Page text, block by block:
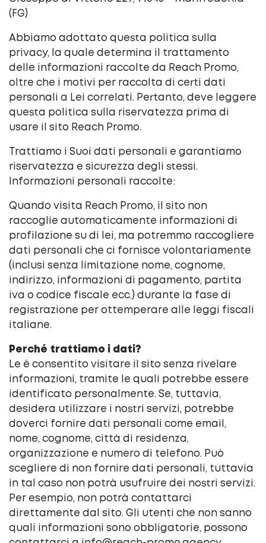
(FG)
Abbiamo adottato questa politica sulla
privacy, la quale determina il trattamento
delle informazioni raccolte da Reach Promo,
oltre che i motivi per raccolta di certi dati
personali a Lei correlati. Pertanto, deve leggere
questa politica sulla riservatezza prima di
usare il sito Reach Promo.
Trattiamo i Suoi dati personali e garantiamo
riservatezza e sicurezza degli stessi.
Informazioni personali raccolte:
Quando visita Reach Promo, il sito non
raccoglie automaticamente informazioni di
profilazione su di lei, ma potremmo raccogliere
dati personali che ci fornisce volontariamente
(inclusi senza limitazione nome, cognome,
indirizzo, informazioni di pagamento, partita
iva o codice fiscale ecc.) durante la fase di
registrazione per ottemperare alle leggi fiscali
italiane.
Perché trattiamo i dati?
Le è consentito visitare il sito senza rivelare
informazioni, tramite le quali potrebbe essere
identificato personalmente. Se, tuttavia,
desidera utilizzare i nostri servizi, potrebbe
doverci fornire dati personali come email,
nome, cognome, città di residenza,
organizzazione e numero di telefono. Può
scegliere di non fornire dati personali, tuttavia
in tal caso non potrà usufruire dei nostri servizi.
Per esempio, non potrà contattarci
direttamente dal sito. Gli utenti che non sanno
quali informazioni sono obbligatorie, possono